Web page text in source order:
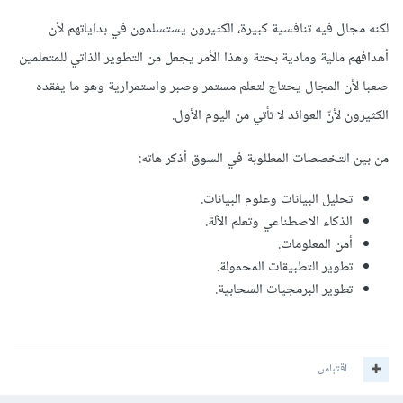
لكنه مجال فيه تنافسية كبيرة، الكثيرون يستسلمون في بداياتهم لأن
أهدافهم مالية ومادية بحتة وهذا الأمر يجعل من التطوير الذاتي للمتعلمين
صعبا لأن المجال يحتاج لتعلم مستمر وصبر واستمرارية وهو ما يفقده
الكثيرون لأنّ العوائد لا تأتي من اليوم الأول.
من بين التخصصات المطلوبة في السوق أذكر هاته:
تحليل البيانات وعلوم البيانات.
الذكاء الاصطناعي وتعلم الآلة.
أمن المعلومات.
تطوير التطبيقات المحمولة.
تطوير البرمجيات السحابية.
اقتباس